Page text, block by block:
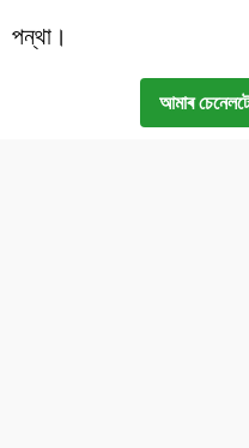
পন্থা।
আমাৰ